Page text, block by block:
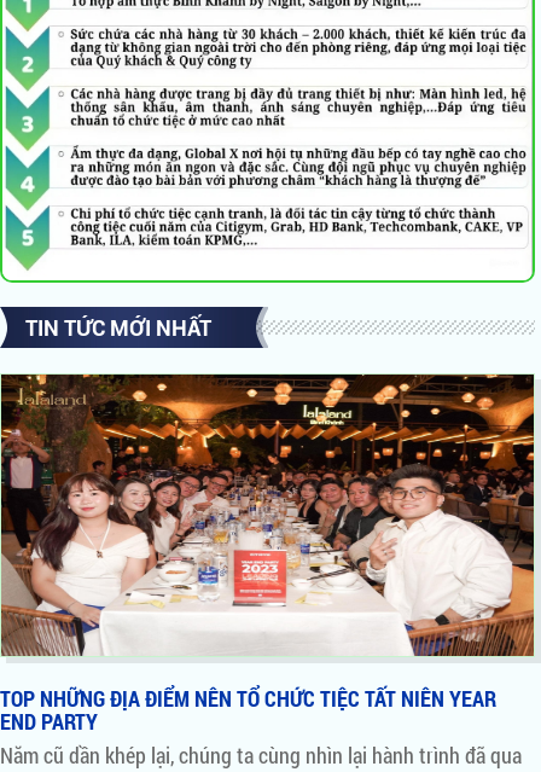
TIN TỨC MỚI NHẤT
TOP NHỮNG ĐỊA ĐIỂM NÊN TỔ CHỨC TIỆC TẤT NIÊN YEAR
END PARTY
Năm cũ dần khép lại, chúng ta cùng nhìn lại hành trình đã qua